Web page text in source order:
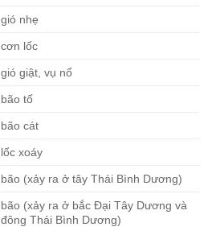
gió nhẹ
cơn lốc
gió giật, vụ nổ
bão tố
bão cát
lốc xoáy
bão (xảy ra ở tây Thái Bình Dương)
bão (xảy ra ở bắc Đại Tây Dương và
đông Thái Bình Dương)